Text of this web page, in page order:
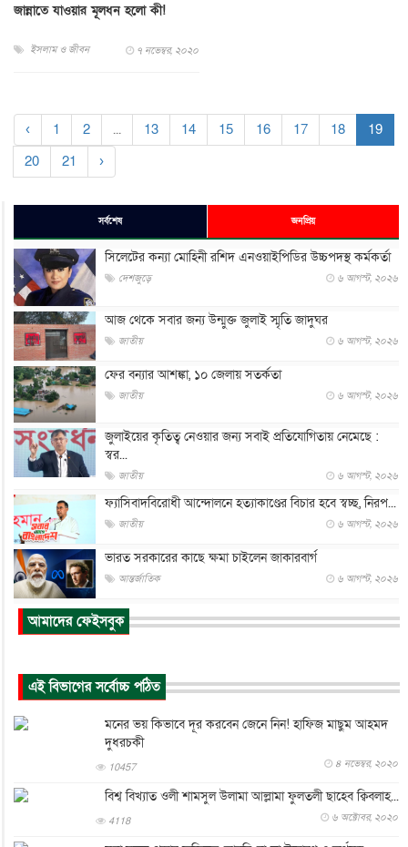
জান্নাতে যাওয়ার মূলধন হলো কী!
ইসলাম ও জীবন ৭ নভেম্বর, ২০২০
‹ 1 2 ... 13 14 15 16 17 18
19
20
21 ›
সর্বশেষ জনপ্রিয়
সিলেটের কন্যা মোহিনী রশিদ এনওয়াইপিডির উচ্চপদস্থ কর্মকর্তা
দেশজুড়ে ৬ আগস্ট, ২০২৬
আজ থেকে সবার জন্য উন্মুক্ত জুলাই স্মৃতি জাদুঘর
জাতীয় ৬ আগস্ট, ২০২৬
ফের বন্যার আশঙ্কা, ১০ জেলায় সতর্কতা
জাতীয় ৬ আগস্ট, ২০২৬
জুলাইয়ের কৃতিত্ব নেওয়ার জন্য সবাই প্রতিযোগিতায় নেমেছে :
স্বর...
জাতীয় ৬ আগস্ট, ২০২৬
ফ্যাসিবাদবিরোধী আন্দোলনে হত্যাকাণ্ডের বিচার হবে স্বচ্ছ, নিরপ...
জাতীয় ৬ আগস্ট, ২০২৬
ভারত সরকারের কাছে ক্ষমা চাইলেন জাকারবার্গ
আন্তর্জাতিক ৬ আগস্ট, ২০২৬
আকাশে ট্রাম্পের হেলিকপ্টার ও যাত্রীবাহী বিমান মুখোমুখি, তদন্...
আন্তর্জাতিক
আন্তর্জাতিক ৬ আগস্ট, ২০২৬
যুক্তরাষ্ট্রে পারিবারিক সংঘাতে বন্দুক হামলা, নিহত ৩
আন্তর্জাতিক
টি-টোয়েন্টি ইতিহাসের সর্বোচ্চ রানের মালিক এখন জস বাটলার
খেলাধুলা ৬ আগস্ট, ২০২৬
আমাদের ফেইসবুক
এই বিভাগের সর্বোচ্চ পঠিত
মনের ভয় কিভাবে দূর করবেন জেনে নিন! হাফিজ মাছুম আহমদ
দুধরচকী
10457 ৪ নভেম্বর, ২০২০
বিশ্ব বিখ্যাত ওলী শামসুল উলামা আল্লামা ফুলতলী ছাহেব ক্বিবলাহ...
4118 ৬ অক্টোবর, ২০২০